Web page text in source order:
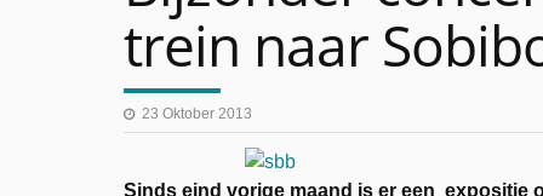
trein naar
23 Oktober 2013
Sinds eind vorige maand is er een expositie